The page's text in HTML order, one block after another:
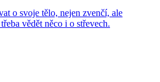
o svoje tělo, nejen zvenčí, ale
vědět něco i o střevech.